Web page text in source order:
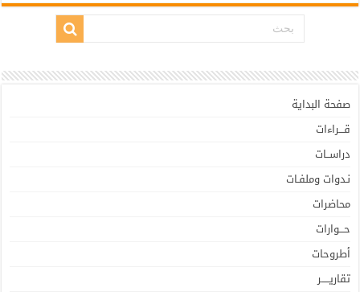
صفحة البداية
قـــراءات
دراســات
نـدوات وملفـات
محاضرات
حـــوارات
أطروحات
تقاريـــــر